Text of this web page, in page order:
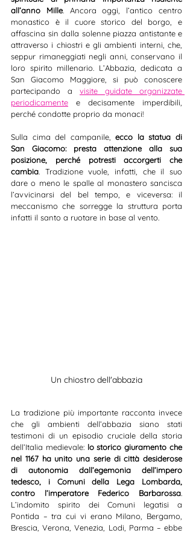
all’anno Mille. Ancora oggi, l’antico centro
monastico è il cuore storico del borgo, e
affascina sin dalla solenne piazza antistante e
attraverso i chiostri e gli ambienti interni, che,
seppur rimaneggiati negli anni, conservano il
loro spirito millenario. L’Abbazia, dedicata a
San Giacomo Maggiore, si può conoscere
partecipando a visite guidate organizzate
periodicamente e decisamente imperdibili,
perché condotte proprio da monaci!
Sulla cima del campanile, ecco la statua di
San Giacomo: presta attenzione alla sua
posizione, perché potresti accorgerti che
cambia. Tradizione vuole, infatti, che il suo
dare o meno le spalle al monastero sancisca
l’avvicinarsi del bel tempo, e viceversa: il
meccanismo che sorregge la struttura porta
infatti il santo a ruotare in base al vento.
Un chiostro dell'abbazia
La tradizione più importante racconta invece
che gli ambienti dell’abbazia siano stati
testimoni di un episodio cruciale della storia
dell’Italia medievale: lo storico giuramento che
nel 1167 ha unito una serie di città desiderose
di autonomia dall’egemonia dell’impero
tedesco, i Comuni della Lega Lombarda,
contro l’imperatore Federico Barbarossa.
L’indomito spirito dei Comuni legatisi a
Pontida – tra cui vi erano Milano, Bergamo,
Brescia, Verona, Venezia, Lodi, Parma – ebbe